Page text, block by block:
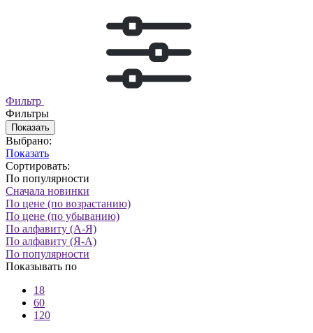
Фильтр
Фильтры
Показать
Выбрано:
Показать
Сортировать:
По популярности
Сначала новинки
По цене (по возрастанию)
По цене (по убыванию)
По алфавиту (А-Я)
По алфавиту (Я-А)
По популярности
Показывать по
18
60
120